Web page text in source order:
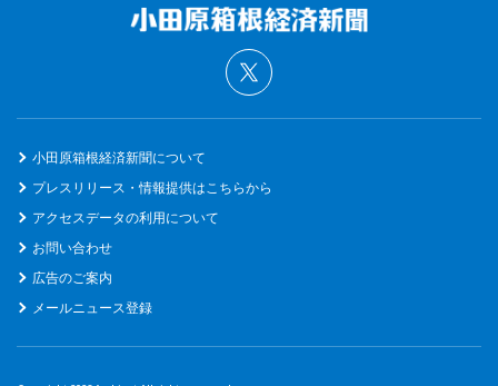
小田原箱根経済新聞について
プレスリリース・情報提供はこちらから
アクセスデータの利用について
お問い合わせ
広告のご案内
メールニュース登録